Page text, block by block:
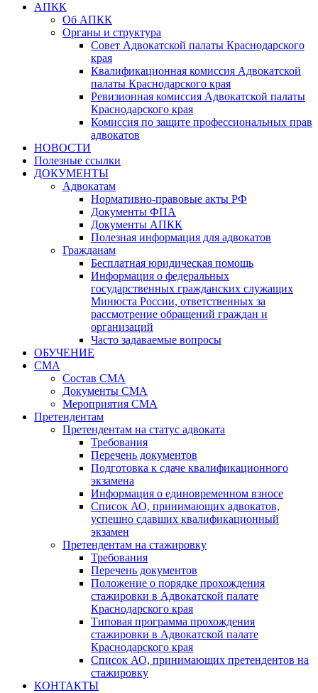
АПКК
Об АПКК
Органы и структура
Совет Адвокатской палаты Краснодарского
края
Квалификационная комиссия Адвокатской
палаты Краснодарского края
Ревизионная комиссия Адвокатской палаты
Краснодарского края
Комиссия по защите профессиональных прав
адвокатов
НОВОСТИ
Полезные ссылки
ДОКУМЕНТЫ
Адвокатам
Нормативно-правовые акты РФ
Документы ФПА
Документы АПКК
Полезная информация для адвокатов
Гражданам
Бесплатная юридическая помощь
Информация о федеральных
государственных гражданских служащих
Минюста России, ответственных за
рассмотрение обращений граждан и
организаций
Часто задаваемые вопросы
ОБУЧЕНИЕ
СМА
Состав СМА
Документы СМА
Мероприятия СМА
Претендентам
Претендентам на статус адвоката
Требования
Перечень документов
Подготовка к сдаче квалификационного
экзамена
Информация о единовременном взносе
Список АО, принимающих адвокатов,
успешно сдавших квалификационный
экзамен
Претендентам на стажировку
Требования
Перечень документов
Положение о порядке прохождения
стажировки в Адвокатской палате
Краснодарского края
Типовая программа прохождения
стажировки в Адвокатской палате
Краснодарского края
Список АО, принимающих претендентов на
стажировку
КОНТАКТЫ